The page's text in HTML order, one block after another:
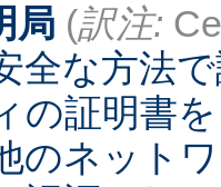
局 (訳注:
全な方法
の証明書
のネット